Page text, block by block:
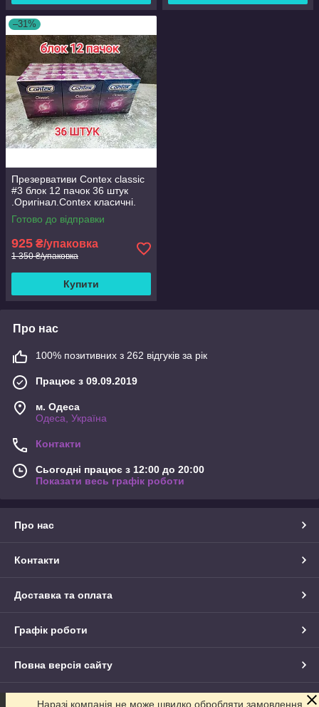
–31%
Презервативи Contex classic
#3 блок 12 пачок 36 штук
.Оригінал.Contex класичні.
Готово до відправки
925 ₴/упаковка
1 350 ₴/упаковка
Купити
Про нас
100% позитивних з 262 відгуків за рік
Працює з 09.09.2019
м. Одеса
Одеса, Україна
Контакти
Сьогодні працює з 12:00 до 20:00
Показати весь графік роботи
Про нас
Контакти
Доставка та оплата
Графік роботи
Повна версія сайту
Сайт створено на маркетплейсіProm.ua
Наразі компанія не може швидко обробляти замовлення